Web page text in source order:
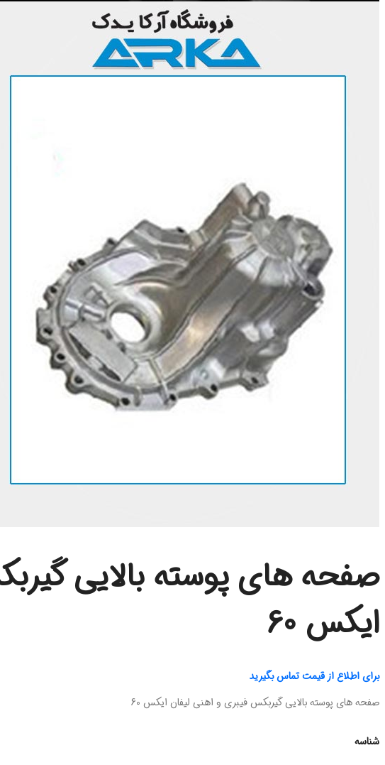
صفحه های پوسته بالایی
ایکس 60
برای اطلاع از قیمت تماس بگیرید
صفحه های پوسته بالایی گیربکس فیبری و اهنی لیفان ایکس 60
شناسه